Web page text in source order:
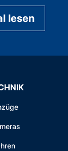
lesen